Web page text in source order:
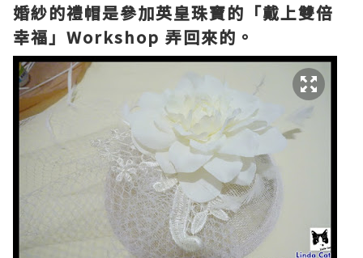
婚紗的禮帽是參加英皇珠寶的「戴上雙倍
幸福」Workshop 弄回來的。